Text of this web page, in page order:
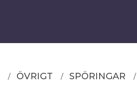
ÖVRIGT SPÖRINGAR